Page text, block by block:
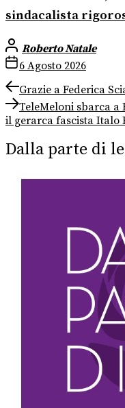
sindacalista
Roberto Natale
6 Agosto 2026
Navigazione
articoli
Previous
post:
Grazie a Federica
Next
post:
TeleMeloni sbarca
il gerarca fascista Italo
Dalla parte di